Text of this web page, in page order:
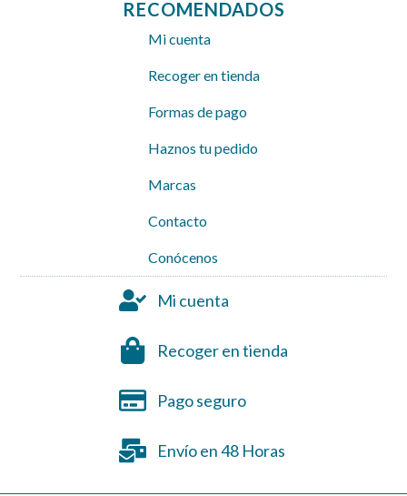
RECOMENDADOS
Mi cuenta
Recoger en tienda
Formas de pago
Haznos tu pedido
Marcas
Contacto
Conócenos
Mi cuenta
Recoger en tienda
Pago seguro
Envío en 48 Horas